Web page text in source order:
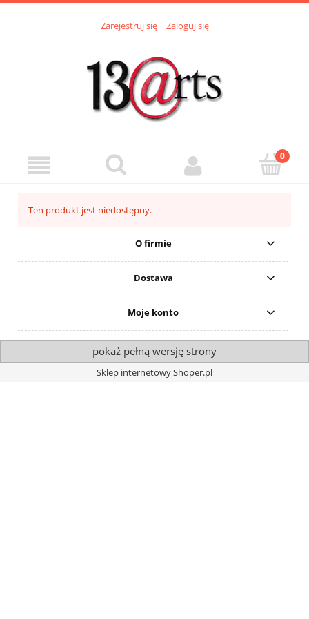
Zarejestruj się Zaloguj się
Ten produkt jest niedostępny.
O firmie
Dostawa
Moje konto
pokaż pełną wersję strony
Sklep internetowy Shoper.pl